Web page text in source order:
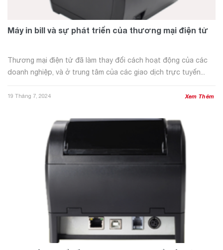
Máy in bill và sự phát triển của thương mại điện tử
19 Tháng 7, 2024
Thương mại điện tử đã làm thay đổi cách hoạt động của các
doanh nghiệp, và ở trung tâm của các giao dịch trực tuyến...
Xem Thêm